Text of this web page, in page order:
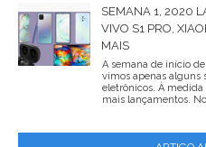
SEMANA 1, 2020
VIVO S1 PRO,
MAIS
A semana de início
vimos apenas alguns
eletrônicos. À
mais lançamentos.